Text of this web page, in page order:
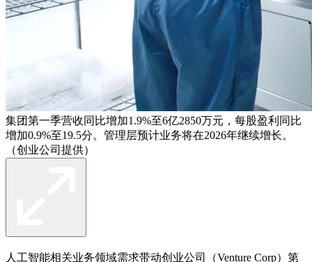
集团第一季营收同比增加1.9%至6亿2850万元，每股盈利同比
增加0.9%至19.5分。管理层预计业务将在2026年继续增长。
（创业公司提供）
人工智能相关业务领域需求带动创业公司 （Venture Corp）第